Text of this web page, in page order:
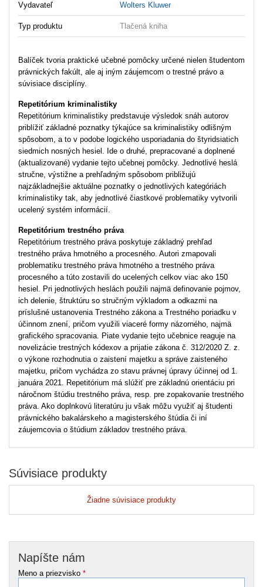
Vydavateľ Wolters Kluwer
Typ produktu Tlačená kniha
Balíček tvoria praktické učebné pomôcky určené nielen študentom
právnických fakúlt, ale aj iným záujemcom o trestné právo a
súvisiace disciplíny.
Repetitórium kriminalistiky
Repetitórium kriminalistiky predstavuje výsledok snáh autorov
priblížiť základné poznatky týkajúce sa kriminalistiky odlišným
spôsobom, a to v podobe logického usporiadania do štyridsiatich
siedmich nosných hesiel. Ide o druhé, prepracované a doplnené
(aktualizované) vydanie tejto učebnej pomôcky. Jednotlivé heslá
stručne, výstižne a prehľadným spôsobom približujú
najzákladnejšie aktuálne poznatky o jednotlivých kategóriách
kriminalistiky tak, aby jednotlivé čiastkové problematiky vytvorili
ucelený systém informácií.
Repetitórium trestného práva
Repetitórium trestného práva poskytuje základný prehľad
trestného práva hmotného a procesného. Autori zmapovali
problematiku trestného práva hmotného a trestného práva
procesného a túto zostavili do ucelených celkov viac ako 150
hesiel. Pri jednotlivých heslách použili najmä definovanie pojmov,
ich delenie, štruktúru so stručným výkladom a odkazmi na
príslušné ustanovenia Trestného zákona a Trestného poriadku v
účinnom znení, pričom využili viaceré formy názorného, najmä
grafického spracovania. Piate vydanie tejto učebnice reaguje na
novelizácie trestných kódexov a prijatie zákona č. 312/2020 Z. z.
o výkone rozhodnutia o zaistení majetku a správe zaisteného
majetku, pričom vychádza zo stavu právnej úpravy účinnej od 1.
januára 2021. Repetitórium má slúžiť pre základnú orientáciu pri
náročnom štúdiu trestného práva, resp. pre zopakovanie trestného
práva. Ako doplnkovú literatúru ju však môžu využiť aj študenti
právnického bakalárskeho a magisterského štúdia či iní
záujemcovia o štúdium základov trestného práva.
Súvisiace produkty
Žiadne súvisiace produkty
Napíšte nám
Meno a priezvisko *